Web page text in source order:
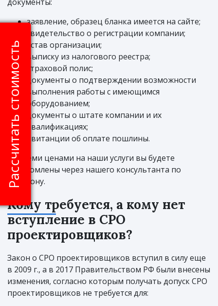
Рассчитать стоимость
заявление, образец бланка имеется на сайте;
свидетельство о регистрации компании;
устав организации;
выписку из налогового реестра;
страховой полис;
документы о подтверждении возможности
выполнения работы с имеющимся
оборудованием;
документы о штате компании и их
квалификациях;
квитанции об оплате пошлины.
Со всеми ценами на наши услуги вы будете
ознакомлены через нашего консультанта по
телефону.
Кому требуется, а кому нет
вступление в СРО
проектировщиков?
Закон о СРО проектировщиков вступил в силу еще
в 2009 г., а в 2017 Правительством РФ были внесены
изменения, согласно которым получать допуск СРО
проектировщиков не требуется для: